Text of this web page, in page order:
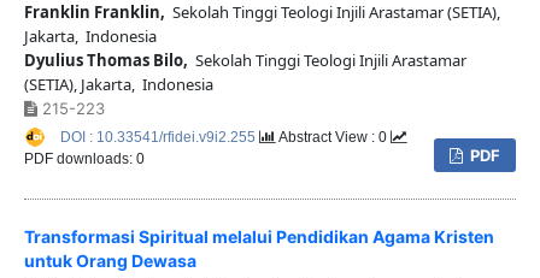
Franklin Franklin, Sekolah Tinggi Teologi Injili Arastamar (SETIA),
Jakarta, Indonesia
Dyulius Thomas Bilo, Sekolah Tinggi Teologi Injili Arastamar
(SETIA), Jakarta, Indonesia
215-223
PDF
DOI : 10.33541/rfidei.v9i2.255
Abstract View : 0
PDF downloads: 0
Transformasi Spiritual melalui Pendidikan Agama Kristen
untuk Orang Dewasa